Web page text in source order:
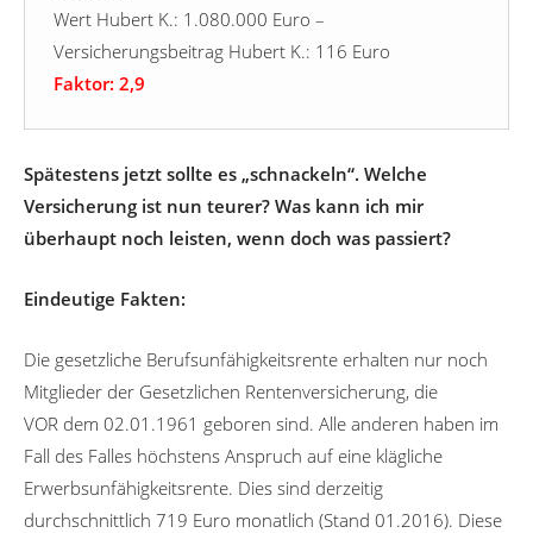
Wert Hubert K.: 1.080.000 Euro –
Versicherungsbeitrag Hubert K.: 116 Euro
Faktor: 2,9
Spätestens jetzt sollte es „schnackeln“. Welche
Versicherung ist nun teurer? Was kann ich mir
überhaupt noch leisten, wenn doch was passiert?
Eindeutige Fakten:
Die gesetzliche Berufsunfähigkeitsrente erhalten nur noch
Mitglieder der Gesetzlichen Rentenversicherung, die
VOR dem 02.01.1961 geboren sind. Alle anderen haben im
Fall des Falles höchstens Anspruch auf eine klägliche
Erwerbsunfähigkeitsrente. Dies sind derzeitig
durchschnittlich 719 Euro monatlich (Stand 01.2016). Diese